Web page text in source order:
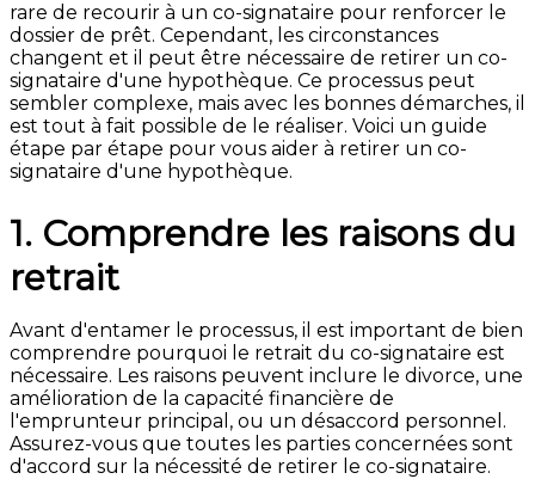
rare de recourir à un co-signataire pour renforcer le
dossier de prêt. Cependant, les circonstances
changent et il peut être nécessaire de retirer un co-
signataire d'une hypothèque. Ce processus peut
sembler complexe, mais avec les bonnes démarches, il
est tout à fait possible de le réaliser. Voici un guide
étape par étape pour vous aider à retirer un co-
signataire d'une hypothèque.
1. Comprendre les raisons du
retrait
Avant d'entamer le processus, il est important de bien
comprendre pourquoi le retrait du co-signataire est
nécessaire. Les raisons peuvent inclure le divorce, une
amélioration de la capacité financière de
l'emprunteur principal, ou un désaccord personnel.
Assurez-vous que toutes les parties concernées sont
d'accord sur la nécessité de retirer le co-signataire.